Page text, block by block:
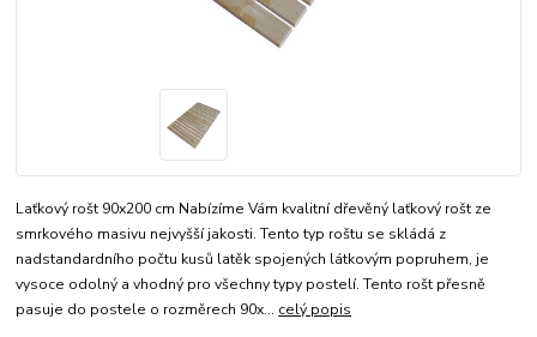
Laťkový rošt 90x200 cm Nabízíme Vám kvalitní dřevěný laťkový rošt ze
smrkového masivu nejvyšší jakosti. Tento typ roštu se skládá z
nadstandardního počtu kusů latěk spojených látkovým popruhem, je
vysoce odolný a vhodný pro všechny typy postelí. Tento rošt přesně
pasuje do postele o rozměrech 90x... celý popis